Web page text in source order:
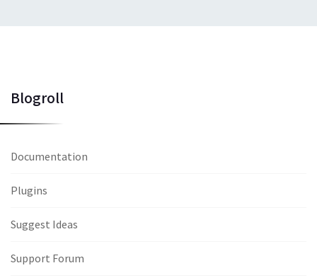
Blogroll
Documentation
Plugins
Suggest Ideas
Support Forum